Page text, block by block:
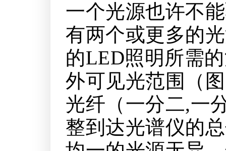
一个光源也许不
有两个或更多的
的LED照明所需
外可见光范围（
光纤（一分二,一
整到达光谱仪的